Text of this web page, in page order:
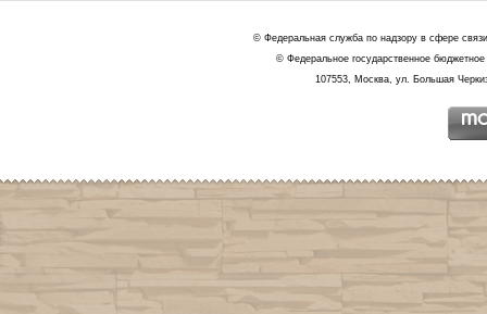
© Федеральная служба по надзору в сфере
© Федеральное государственное
107553, Москва, ул. Большая